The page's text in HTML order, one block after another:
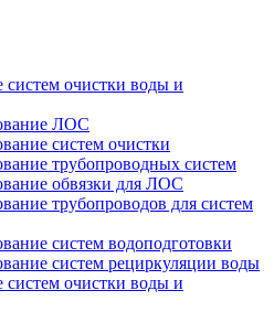
систем очистки воды и
ЛОС
систем очистки
трубопроводных систем
обвязки для ЛОС
трубопроводов для систем
систем водоподготовки
систем рециркуляции воды
систем очистки воды и